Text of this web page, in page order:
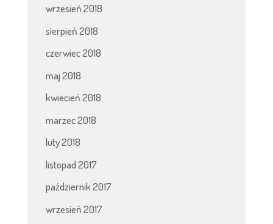
wrzesień 2018
sierpień 2018
czerwiec 2018
maj 2018
kwiecień 2018
marzec 2018
luty 2018
listopad 2017
październik 2017
wrzesień 2017